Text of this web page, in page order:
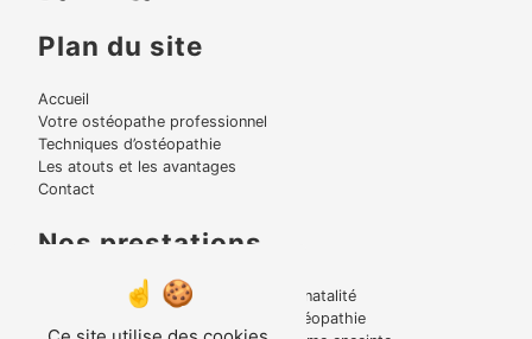
Plan du site
Accueil
Votre ostéopathe professionnel
Techniques d’ostéopathie
Les atouts et les avantages
Contact
Nos prestations
Périnatalité
Ostéopathie